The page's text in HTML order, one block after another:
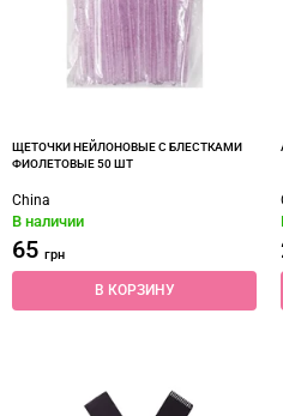
ЩЕТОЧКИ НЕЙЛОНОВЫЕ С БЛЕСТКАМИ
ФИОЛЕТОВЫЕ 50 ШТ
China
В наличии
65 грн
В КОРЗИНУ